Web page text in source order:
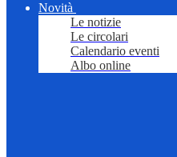
Novità
Le notizie
Le circolari
Calendario eventi
Albo online